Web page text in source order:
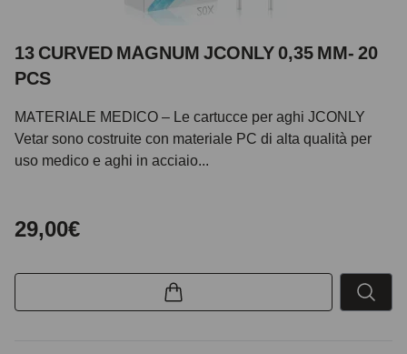
13 CURVED MAGNUM JCONLY 0,35 MM- 20
PCS
MATERIALE MEDICO – Le cartucce per aghi JCONLY
Vetar sono costruite con materiale PC di alta qualità per
uso medico e aghi in acciaio...
29,00€